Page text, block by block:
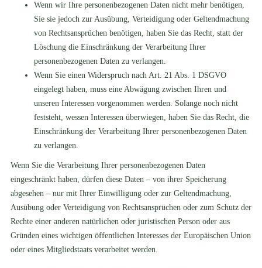
Wenn wir Ihre personenbezogenen Daten nicht mehr benötigen,
Sie sie jedoch zur Ausübung, Verteidigung oder Geltendmachung
von Rechtsansprüchen benötigen, haben Sie das Recht, statt der
Löschung die Einschränkung der Verarbeitung Ihrer
personenbezogenen Daten zu verlangen.
Wenn Sie einen Widerspruch nach Art. 21 Abs. 1 DSGVO
eingelegt haben, muss eine Abwägung zwischen Ihren und
unseren Interessen vorgenommen werden. Solange noch nicht
feststeht, wessen Interessen überwiegen, haben Sie das Recht, die
Einschränkung der Verarbeitung Ihrer personenbezogenen Daten
zu verlangen.
Wenn Sie die Verarbeitung Ihrer personenbezogenen Daten
eingeschränkt haben, dürfen diese Daten – von ihrer Speicherung
abgesehen – nur mit Ihrer Einwilligung oder zur Geltendmachung,
Ausübung oder Verteidigung von Rechtsansprüchen oder zum Schutz der
Rechte einer anderen natürlichen oder juristischen Person oder aus
Gründen eines wichtigen öffentlichen Interesses der Europäischen Union
oder eines Mitgliedstaats verarbeitet werden.